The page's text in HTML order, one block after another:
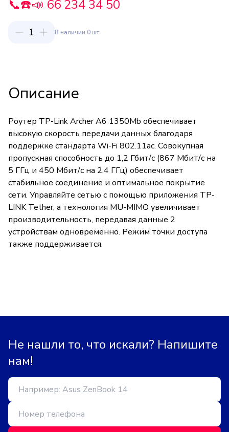
📞☎️📣 66 234 34 50
1 В наличии 0 шт
Описание
Роутер TP-Link Archer A6 1350Mb обеспечивает
высокую скорость передачи данных благодаря
поддержке стандарта Wi-Fi 802.11ac. Совокупная
пропускная способность до 1,2 Гбит/с (867 Мбит/с на
5 ГГц и 450 Мбит/с на 2,4 ГГц) обеспечивает
стабильное соединение и оптимальное покрытие
сети. Управляйте сетью с помощью приложения TP-
LINK Tether, а технология MU-MIMO увеличивает
производительность, передавая данные 2
устройствам одновременно. Режим точки доступа
также поддерживается.
Не нашли то, что искали? Напишите
нам!